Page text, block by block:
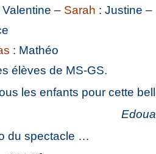
Valentine – Sarah : Justine –
: Mathéo
élèves de MS-GS.
les enfants pour cette
du spectacle …